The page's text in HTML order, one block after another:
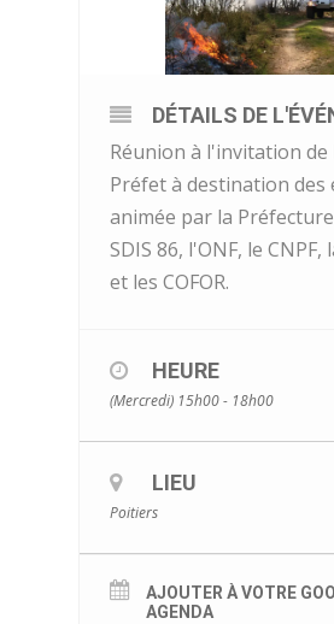
DÉTAILS DE
Réunion à l'invitation de
Préfet à destination des
animée par la
SDIS 86, l'ONF, le CNPF,
et les COFOR.
HEURE
(Mercredi) 15h00 - 18h00
LIEU
Poitiers
AJOUTER À VOTRE
AGENDA